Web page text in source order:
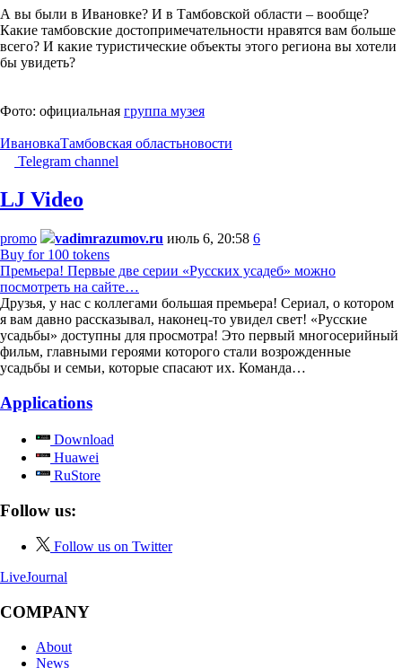
А вы были в Ивановке? И в Тамбовской области – вообще?
Какие тамбовские достопримечательности нравятся вам больше
всего? И какие туристические объекты этого региона вы хотели
бы увидеть?
Фото: официальная группа музея
ИвановкаТамбовская областьновости
Telegram channel
LJ Video
promo vadimrazumov.ru июль 6, 20:58 6
Buy for 100 tokens
Премьера! Первые две серии «Русских усадеб» можно
посмотреть на сайте…
Друзья, у нас с коллегами большая премьера! Сериал, о котором
я вам давно рассказывал, наконец-то увидел свет! «Русские
усадьбы» доступны для просмотра! Это первый многосерийный
фильм, главными героями которого стали возрожденные
усадьбы и семьи, которые спасают их. Команда…
Applications
Download
Huawei
RuStore
Follow us:
Follow us on Twitter
LiveJournal
COMPANY
About
News